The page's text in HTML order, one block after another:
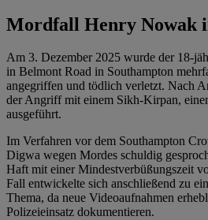
Mordfall Henry Nowak
Am 3. Dezember 2025 wurde der 18-
in Belmont Road in Southampton
angegriffen und tödlich verletzt. Nach
der Angriff mit einem Sikh-Kirpan,
ausgeführt.
Im Verfahren vor dem Southampton
Digwa wegen Mordes schuldig
Haft mit einer Mindestverbüßungszeit
Fall entwickelte sich anschließend zu
Thema, da neue Videoaufnahmen
Polizeieinsatz dokumentieren.